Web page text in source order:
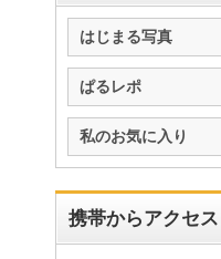
はじまる写真
ぱるレポ
私のお気に入り
携帯からアクセス